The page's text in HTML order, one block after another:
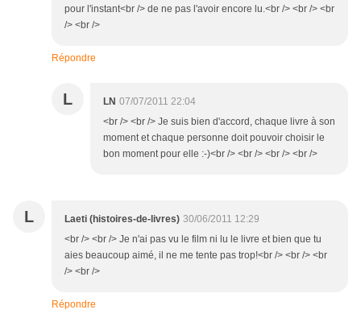
pour l'instant<br /> de ne pas l'avoir encore lu.<br /> <br /> <br
/> <br />
Répondre
L LN 07/07/2011 22:04
<br /> <br /> Je suis bien d'accord, chaque livre à son
moment et chaque personne doit pouvoir choisir le
bon moment pour elle :-)<br /> <br /> <br /> <br />
L Laeti (histoires-de-livres) 30/06/2011 12:29
<br /> <br /> Je n'ai pas vu le film ni lu le livre et bien que tu
aies beaucoup aimé, il ne me tente pas trop!<br /> <br /> <br
/> <br />
Répondre